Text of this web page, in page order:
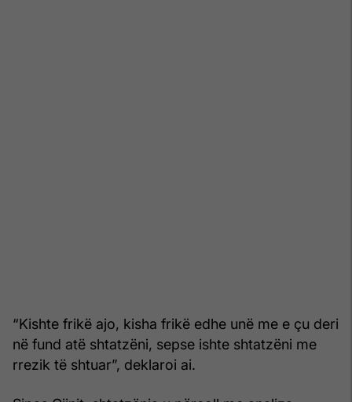
“Kishte frikë ajo, kisha frikë edhe unë me e çu deri
në fund atë shtatzëni, sepse ishte shtatzëni me
rrezik të shtuar”, deklaroi ai.